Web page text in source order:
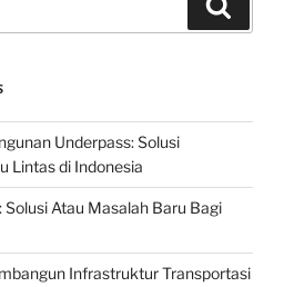
Underpass: Solusi
Lintas di Indonesia
Solusi Atau Masalah Baru Bagi
Infrastruktur Transportasi